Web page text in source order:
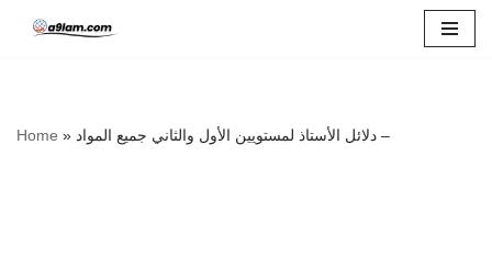
Home » دلائل الأستاذ لمستويين الأول والثاني جميع المواد –